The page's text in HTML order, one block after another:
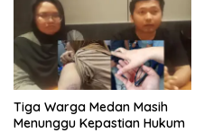
Tiga Warga Medan Masih
Menunggu Kepastian Hukum